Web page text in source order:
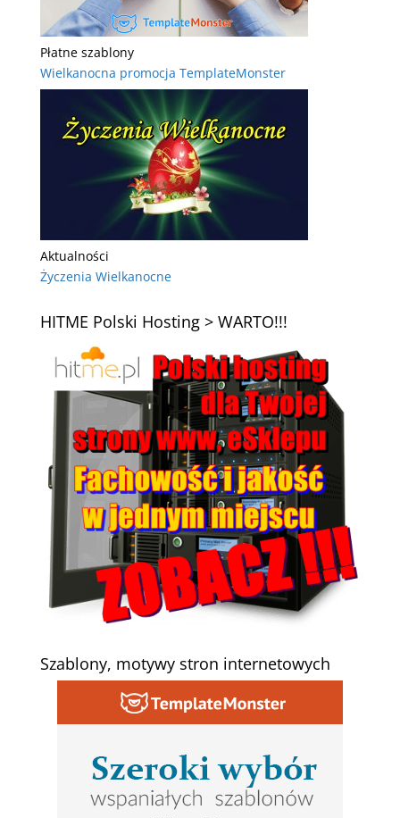
Płatne szablony
Wielkanocna promocja TemplateMonster
Aktualności
Życzenia Wielkanocne
HITME Polski Hosting > WARTO!!!
Szablony, motywy stron internetowych